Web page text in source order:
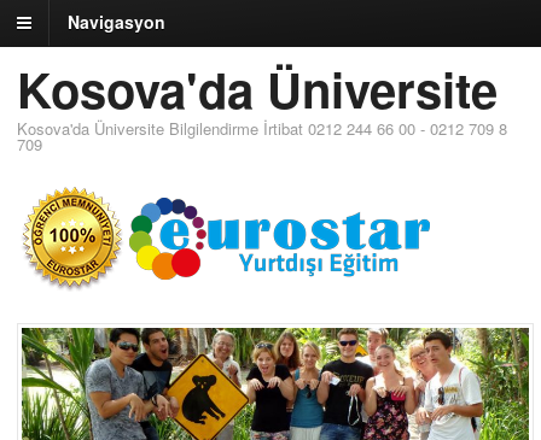
Navigasyon
Kosova'da Üniversite
Kosova'da Üniversite Bilgilendirme İrtibat 0212 244 66 00 - 0212 709 8
709